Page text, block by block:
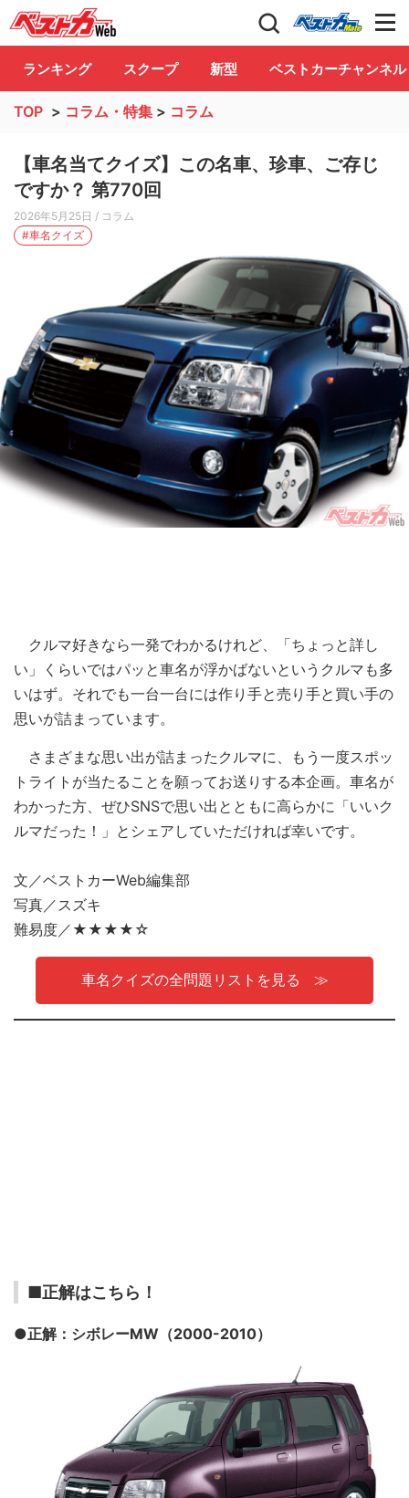
自動車情報誌「ベストカー」 Club
ランキング スクープ 新型 ベストカーチャンネル
TOP > コラム・特集 > コラム
【車名当てクイズ】この名車、珍車、ご存じ
ですか？ 第770回
2026年5月25日 / コラム
#車名クイズ
クルマ好きなら一発でわかるけれど、「ちょっと詳し
い」くらいではパッと車名が浮かばないというクルマも多
いはず。それでも一台一台には作り手と売り手と買い手の
思いが詰まっています。
さまざまな思い出が詰まったクルマに、もう一度スポッ
トライトが当たることを願ってお送りする本企画。車名が
わかった方、ぜひSNSで思い出とともに高らかに「いいク
ルマだった！」とシェアしていただければ幸いです。
文／ベストカーWeb編集部
写真／スズキ
難易度／★★★★☆
車名クイズの全問題リストを見る
■正解はこちら！
●正解：シボレーMW（2000-2010）